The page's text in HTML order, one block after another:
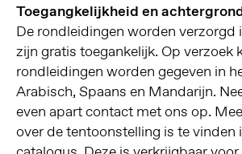
Toegangkelijkheid en
De rondleidingen worden verzorgd
zijn gratis toegankelijk. Op verzoek
rondleidingen worden gegeven in
Arabisch, Spaans en Mandarijn.
even apart contact met ons op.
over de tentoonstelling is te vinden